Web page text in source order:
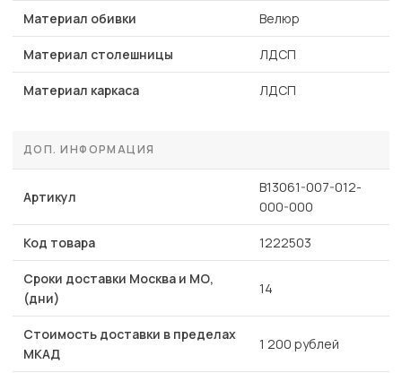
Материал обивки Велюр
Материал столешницы ЛДСП
Материал каркаса ЛДСП
ДОП. ИНФОРМАЦИЯ
Артикул
B13061-007-012-
000-000
Код товара 1222503
Сроки доставки Москва и МО,
(дни)
14
Стоимость доставки в пределах
МКАД
1 200 рублей